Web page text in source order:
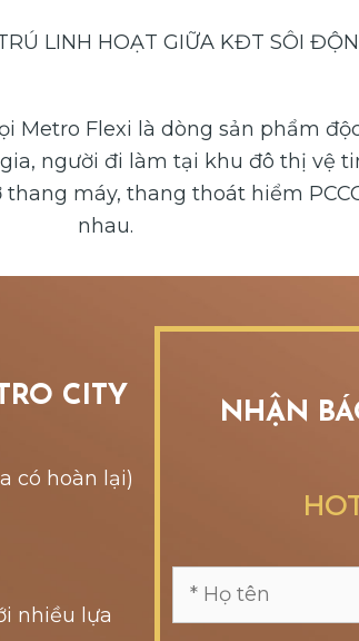
LINH HOẠT GIỮA KĐT SÔI
Metro Flexi là dòng sản phẩm
người đi làm tại khu đô thị vệ
máy, thang thoát hiểm
nhau.
CITY
có hoàn lại)
nhiều lựa
NHẬN